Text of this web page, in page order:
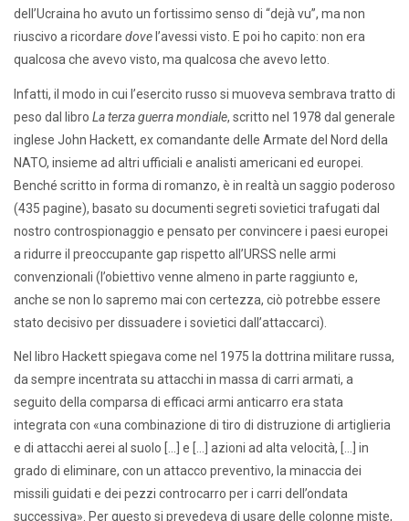
dell’Ucraina ho avuto un fortissimo senso di “dejà vu”, ma non
riuscivo a ricordare dove l’avessi visto. E poi ho capito: non era
qualcosa che avevo visto, ma qualcosa che avevo letto.
Infatti, il modo in cui l’esercito russo si muoveva sembrava tratto di
peso dal libro La terza guerra mondiale, scritto nel 1978 dal generale
inglese John Hackett, ex comandante delle Armate del Nord della
NATO, insieme ad altri ufficiali e analisti americani ed europei.
Benché scritto in forma di romanzo, è in realtà un saggio poderoso
(435 pagine), basato su documenti segreti sovietici trafugati dal
nostro controspionaggio e pensato per convincere i paesi europei
a ridurre il preoccupante gap rispetto all’URSS nelle armi
convenzionali (l’obiettivo venne almeno in parte raggiunto e,
anche se non lo sapremo mai con certezza, ciò potrebbe essere
stato decisivo per dissuadere i sovietici dall’attaccarci).
Nel libro Hackett spiegava come nel 1975 la dottrina militare russa,
da sempre incentrata su attacchi in massa di carri armati, a
seguito della comparsa di efficaci armi anticarro era stata
integrata con «una combinazione di tiro di distruzione di artiglieria
e di attacchi aerei al suolo […] e […] azioni ad alta velocità, […] in
grado di eliminare, con un attacco preventivo, la minaccia dei
missili guidati e dei pezzi controcarro per i carri dell’ondata
successiva». Per questo si prevedeva di usare delle colonne miste,